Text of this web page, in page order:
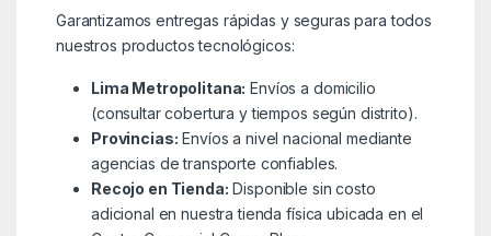
Garantizamos entregas rápidas y seguras para todos
nuestros productos tecnológicos:
Lima Metropolitana: Envíos a domicilio
(consultar cobertura y tiempos según distrito).
Provincias: Envíos a nivel nacional mediante
agencias de transporte confiables.
Recojo en Tienda: Disponible sin costo
adicional en nuestra tienda física ubicada en el